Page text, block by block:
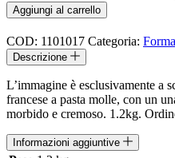
Aggiungi al carrello
COD: 1101017 Categoria:
Descrizione
L’immagine è esclusivamente a
francese a pasta molle, con un
morbido e cremoso. 1.2kg.
Informazioni aggiuntive